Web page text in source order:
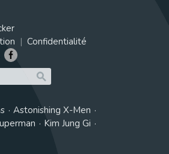
Confidentialité
Astonishing X-Men
Kim Jung Gi